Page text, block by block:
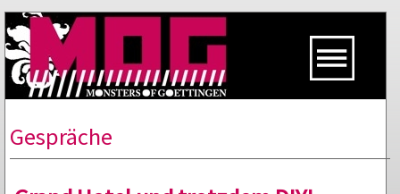
Gespräche